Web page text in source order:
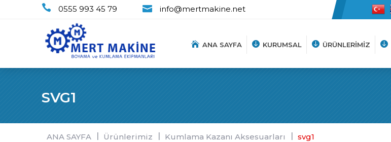
0555 993 45 79 info@mertmakine.net
ANA SAYFA KURUMSAL
Haberler
ÜRÜNLERİMİZ
SVG1
ANA SAYFA Ürünlerimiz Kumlama Kazanı Aksesuarları svg1